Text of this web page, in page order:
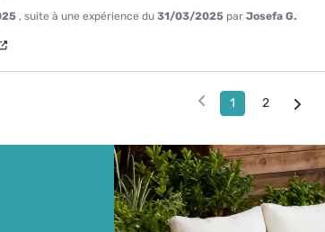
, suite à une expérience du31/03/2025 parJosefa G.
1 2